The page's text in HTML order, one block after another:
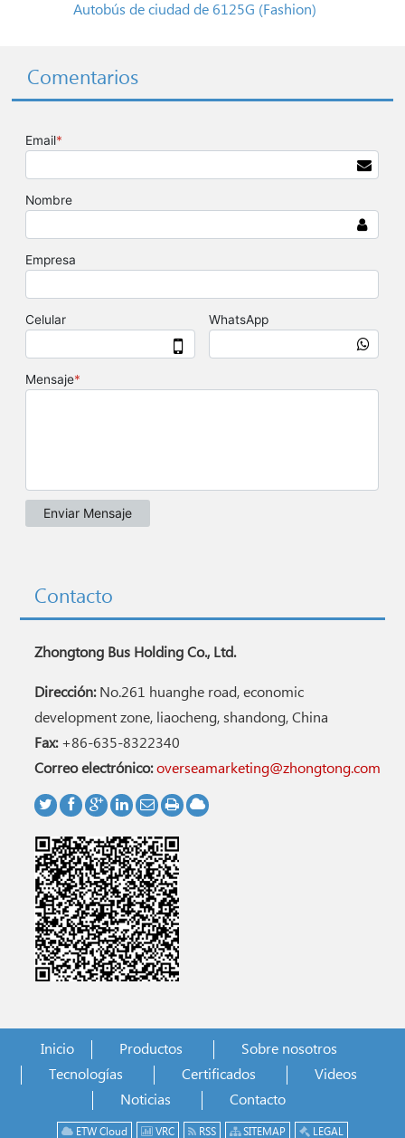
Autobús de ciudad de 6125G (Fashion)
Comentarios
Contacto
Zhongtong Bus Holding Co., Ltd.
Dirección:No.261 huanghe road, economic
development zone, liaocheng, shandong, China
Fax:+86-635-8322340
Correo electrónico:overseamarketing@zhongtong.com
Inicio Productos
Sobre nosotros
Tecnologías
Certificados
Videos
Noticias
Contacto
ETW Cloud VRC RSS SITEMAP LEGAL